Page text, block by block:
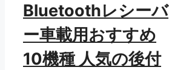
Bluetoothレシーバ
ー車載用おすすめ
10機種 人気の後付